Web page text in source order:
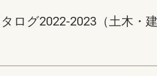
ログ2022-2023（土木・